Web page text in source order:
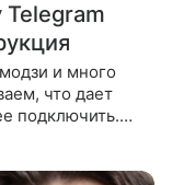
и много
что дает
подключить.